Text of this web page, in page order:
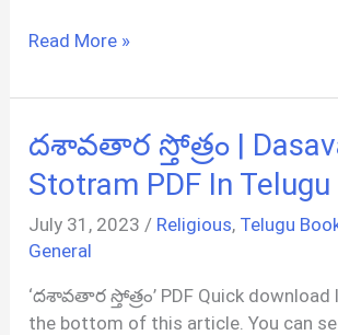
నారాయణోపనిషత్
Narayana
PDF
In
Read More »
దశావతార స్తోత్రం |
Stotram PDF In Telugu
July 31, 2023/ Religious, Telugu
General
‘దశావతార స్తోత్రం’ PDF Quick download
the bottom of this article. You can